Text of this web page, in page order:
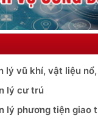
lý vũ khí, vật liệu
lý cư trú
lý phương tiện giao